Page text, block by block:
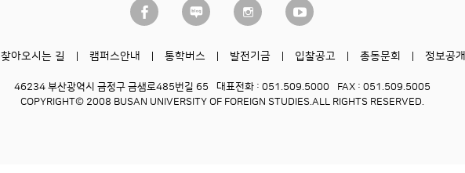
찾아오시는 길 캠퍼스안내 통학버스 발전기금 입찰공고 총동문회 정보공개
46234 부산광역시 금정구 금샘로485번길 65 대표전화 : 051.509.5000
FAX : 051.509.5005
COPYRIGHT© 2008 BUSAN UNIVERSITY OF FOREIGN STUDIES. ALL RIGHTS RESERVED.